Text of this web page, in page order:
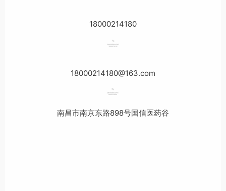
18000214180
18000214180@163.com
南昌市南京东路898号国信医药谷